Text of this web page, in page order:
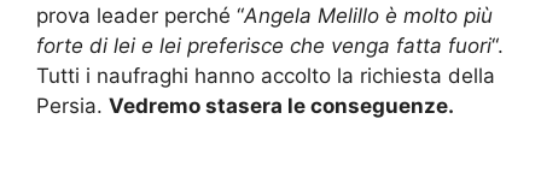
prova leader perché “Angela Melillo è molto più
forte di lei e lei preferisce che venga fatta fuori“.
Tutti i naufraghi hanno accolto la richiesta della
Persia. Vedremo stasera le conseguenze.